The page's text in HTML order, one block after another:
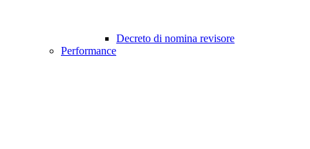
Decreto di nomina revisore
Performance